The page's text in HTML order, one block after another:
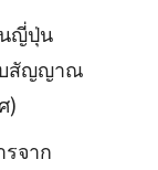
ญี่ปุ่น
บสัญญาณ
)
จาก